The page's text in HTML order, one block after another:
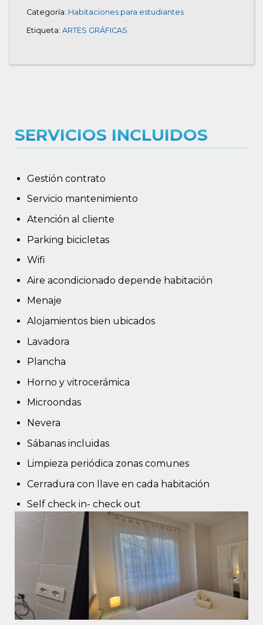
Categoría: Habitaciones para estudiantes
Etiqueta: ARTES GRÁFICAS
SERVICIOS INCLUIDOS
Gestión contrato
Servicio mantenimiento
Atención al cliente
Parking bicicletas
Wifi
Aire acondicionado depende habitación
Menaje
Alojamientos bien ubicados
Lavadora
Plancha
Horno y vitrocerámica
Microondas
Nevera
Sábanas incluidas
Limpieza periódica zonas comunes
Cerradura con llave en cada habitación
Self check in- check out